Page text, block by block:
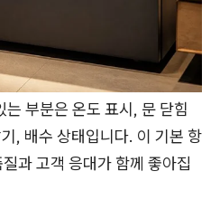
부분은 온도 표시, 문 닫힘
, 배수 상태입니다. 이 기본 항
과 고객 응대가 함께 좋아집